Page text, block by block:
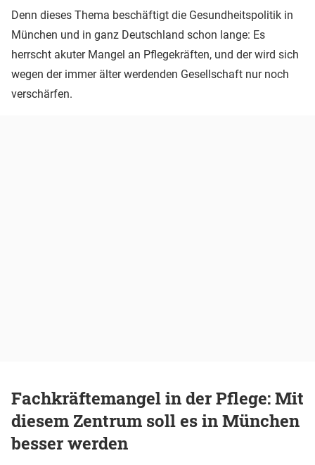
Denn dieses Thema beschäftigt die Gesundheitspolitik in
München und in ganz Deutschland schon lange: Es
herrscht akuter Mangel an Pflegekräften, und der wird sich
wegen der immer älter werdenden Gesellschaft nur noch
verschärfen.
Fachkräftemangel in der Pflege: Mit
diesem Zentrum soll es in München
besser werden